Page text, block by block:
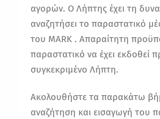
αγορών. Ο Λήπτης έχει τη
αναζητήσει το παραστατικό
του MARK . Απαραίτητη
παραστατικό να έχει εκδοθεί
συγκεκριμένο Λήπτη.
Ακολουθήστε τα παρακάτω
αναζήτηση και εισαγωγή του